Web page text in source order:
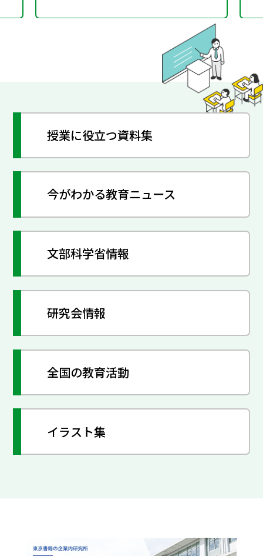
授業に役立つ資料集
今がわかる教育ニュース
文部科学省情報
研究会情報
全国の教育活動
イラスト集